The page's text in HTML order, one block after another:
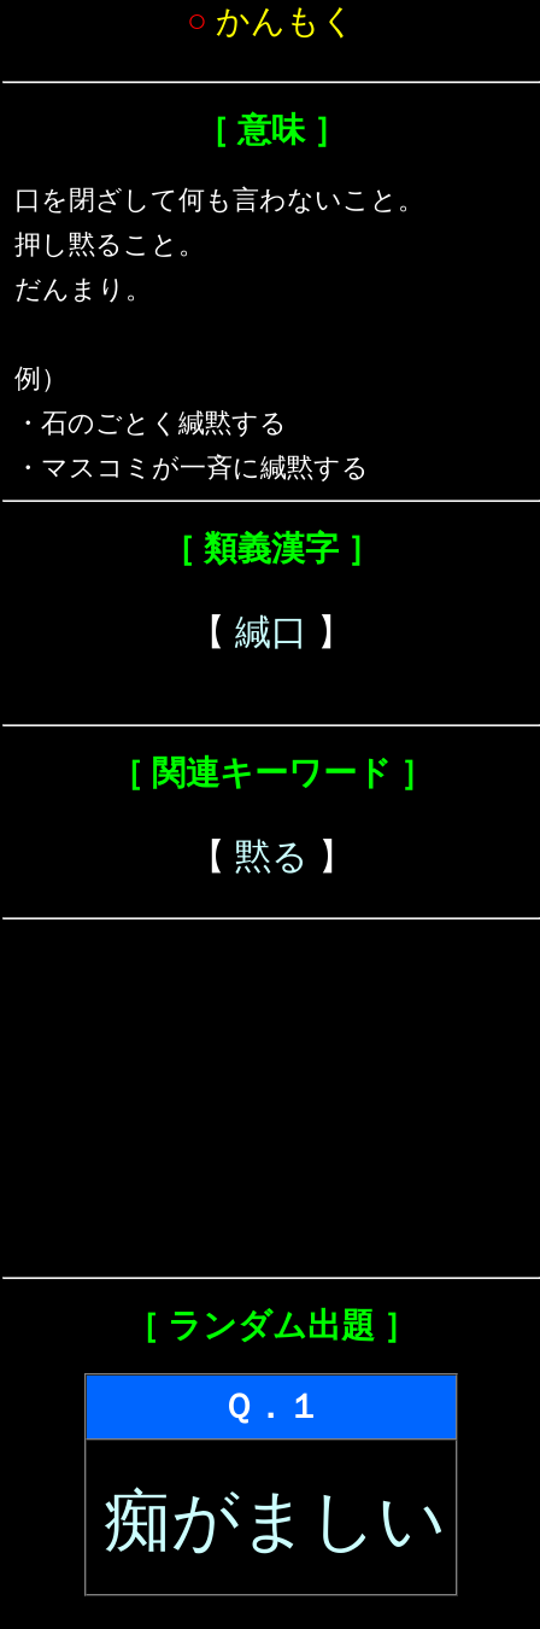
○ かんもく
［ 意味 ］
口を閉ざして何も言わないこと。
押し黙ること。
だんまり。
例）
・石のごとく緘黙する
・マスコミが一斉に緘黙する
［ 類義漢字 ］
【 緘口 】
［ 関連キーワード ］
【 黙る 】
［ ランダム出題 ］
Ｑ．１
痴がましい